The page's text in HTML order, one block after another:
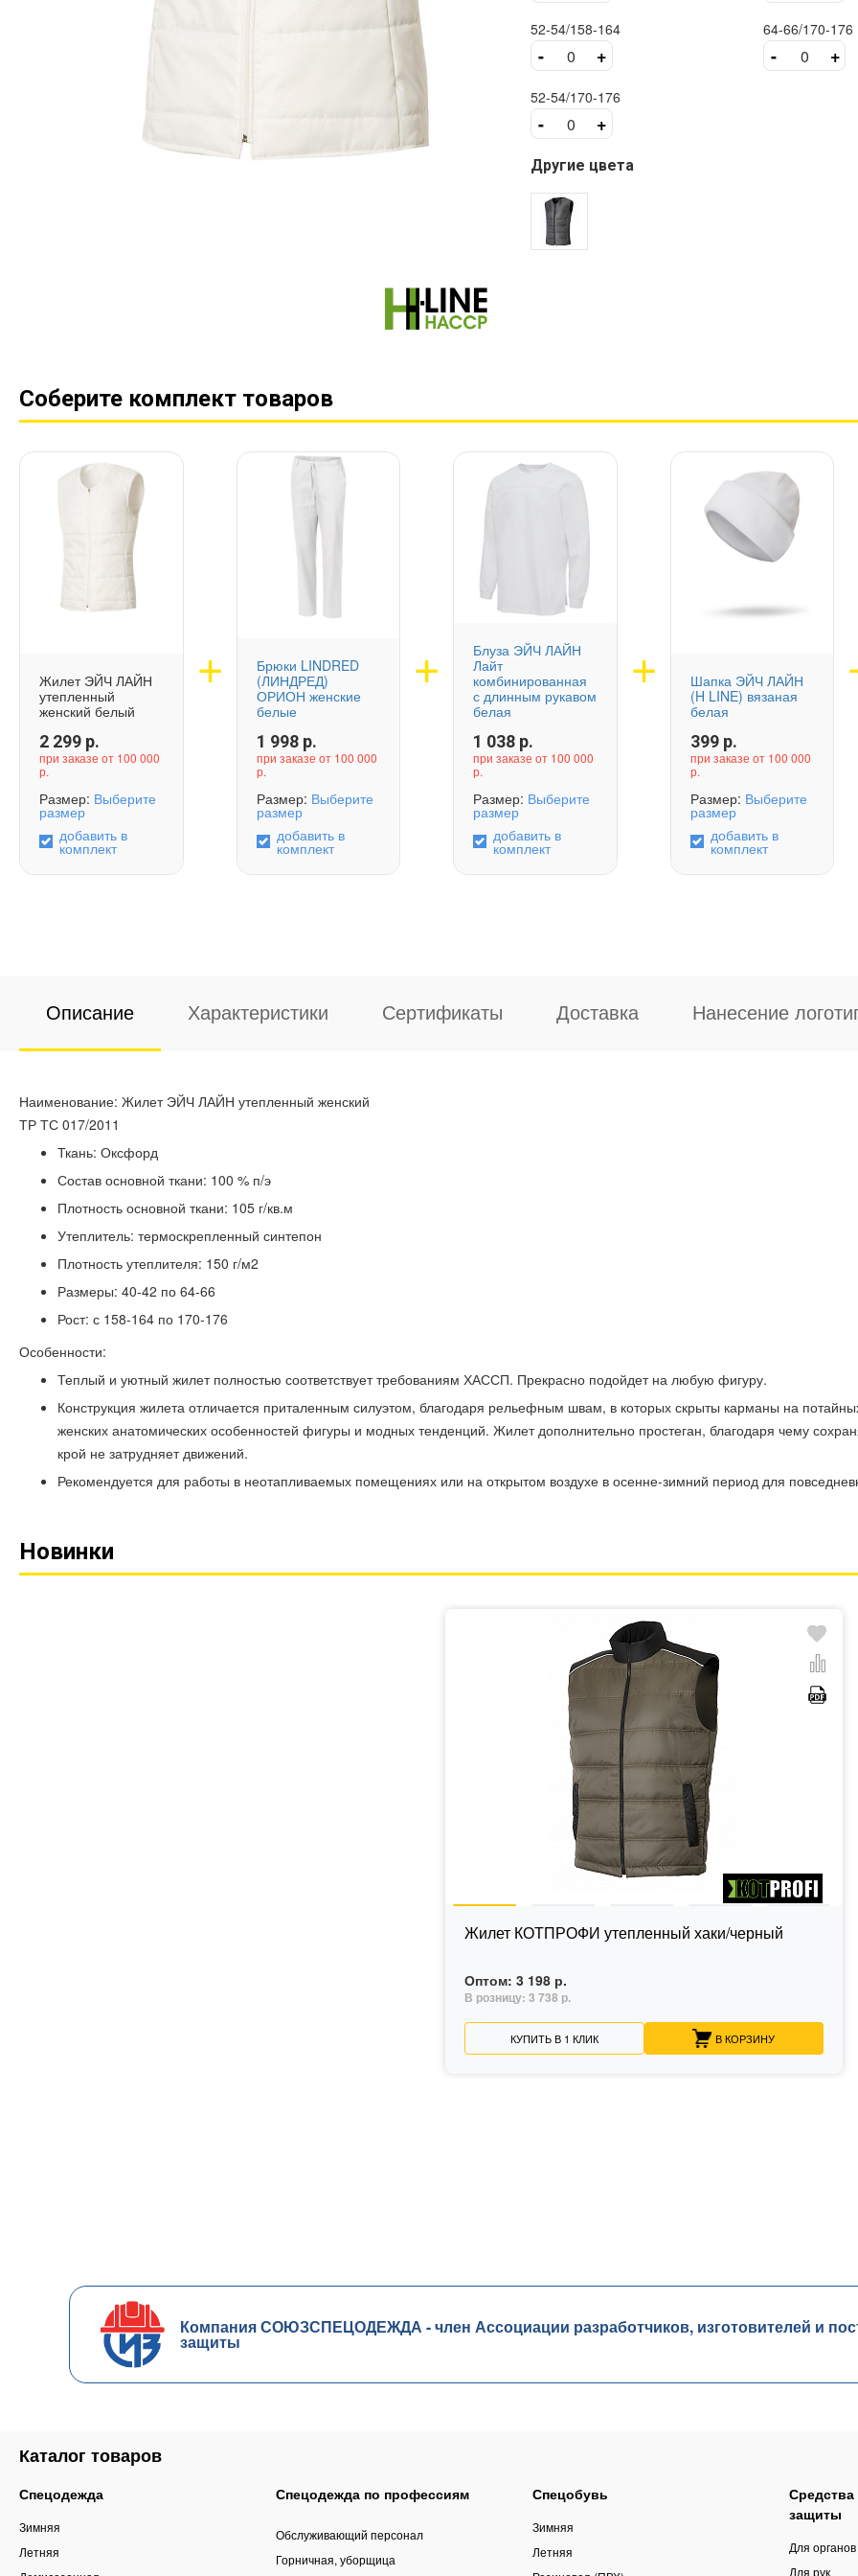
52-54/158-164
- +
52-54/170-176
- +
64-66/170-176
- +
Другие цвета
Соберите комплект товаров
Жилет ЭЙЧ ЛАЙН
утепленный
женский белый
2 299 р.
при заказе от 100 000
р.
Размер: Выберите
размер
добавить в
комплект
Брюки LINDRED
(ЛИНДРЕД)
ОРИОН женские
белые
1 998р.
при заказе от 100 000
р.
Размер: Выберите
размер
добавить в
комплект
Блуза ЭЙЧ ЛАЙН
Лайт
комбинированная
с длинным рукавом
белая
1 038 р.
при заказе от 100 000
р.
Размер: Выберите
размер
добавить в
комплект
Шапка ЭЙЧ ЛАЙН
(H LINE) вязаная
белая
399р.
при заказе от 100 000
р.
Размер: Выберите
размер
добавить в
комплект
Описание Характеристики Сертификаты Доставка Нанесение
Наименование: Жилет ЭЙЧ ЛАЙН утепленный женский
ТР ТС 017/2011
Ткань: Оксфорд
Состав основной ткани: 100 % п/э
Плотность основной ткани: 105 г/кв.м
Утеплитель: термоскрепленный синтепон
Плотность утеплителя: 150 г/м2
Размеры: 40-42 по 64-66
Рост: с 158-164 по 170-176
Особенности:
Теплый и уютный жилет полностью соответствует требованиям ХАССП. Прекрасно подойдет на любую фигуру.
Конструкция жилета отличается приталенным силуэтом, благодаря рельефным швам, в которых скрыты карманы на
женских анатомических особенностей фигуры и модных тенденций. Жилет дополнительно простеган, благодаря чему
крой не затрудняет движений.
Рекомендуется для работы в неотапливаемых помещениях или на открытом воздухе в осенне-зимний период для
Новинки
Жилет КОТПРОФИ утепленный хаки/черный
Оптом: 3 198 р.
В розницу: 3 738 р.
КУПИТЬ В 1 КЛИК В КОРЗИНУ
Компания СОЮЗСПЕЦОДЕЖДА - член Ассоциации разработчиков, изготовителей и
защиты
Каталог товаров
Спецодежда
Зимняя
Летняя
Спецодежда по профессиям
Обслуживающий персонал
Горничная, уборщица
Спецобувь
Зимняя
Летняя
защиты
Для
Для рук